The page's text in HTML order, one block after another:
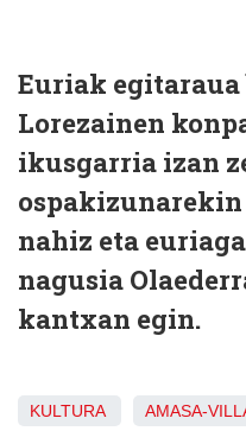
Euriak
Lorezainen
ikusgarria izan
nahiz eta
nagusia
kantxan egin.
KULTURA AMASA-